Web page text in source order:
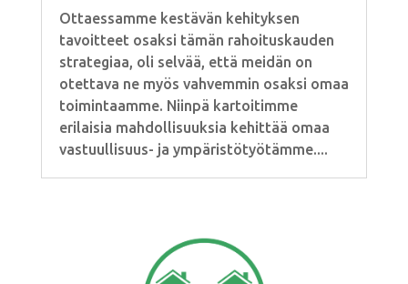
Ottaessamme kestävän kehityksen
tavoitteet osaksi tämän rahoituskauden
strategiaa, oli selvää, että meidän on
otettava ne myös vahvemmin osaksi omaa
toimintaamme. Niinpä kartoitimme
erilaisia mahdollisuuksia kehittää omaa
vastuullisuus- ja ympäristötyötämme....